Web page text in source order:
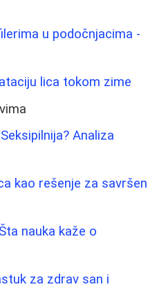
u podočnjacima -
lica tokom zime
Analiza
kao rešenje za savršen
nauka kaže o
za zdrav san i